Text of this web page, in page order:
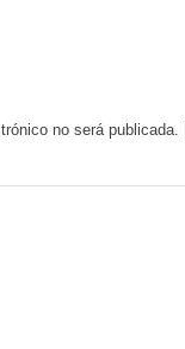
no será publicada.